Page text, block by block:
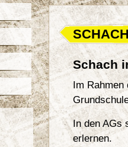
Schach
Im Rahmen
In den AGs
erlernen.